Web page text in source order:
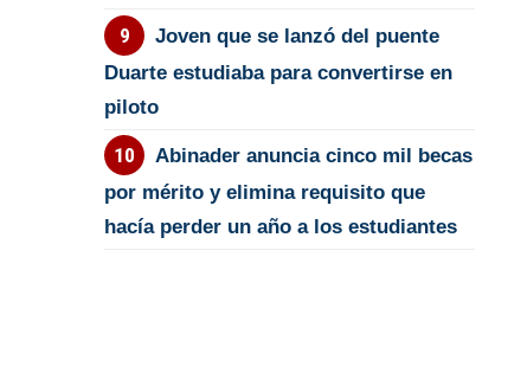
Joven que se lanzó del puente
Duarte estudiaba para convertirse en
piloto
Abinader anuncia cinco mil becas
por mérito y elimina requisito que
hacía perder un año a los estudiantes